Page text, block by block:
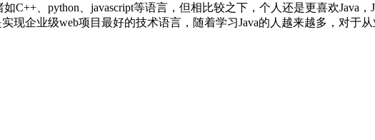
C++、python、javascript等语言，但相比较之下，个人还是更喜欢Java
现企业级web项目最好的技术语言，随着学习Java的人越来越多，对于